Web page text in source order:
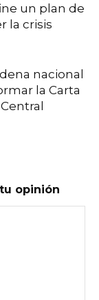
un plan de
la crisis
nacional
la Carta
opinión